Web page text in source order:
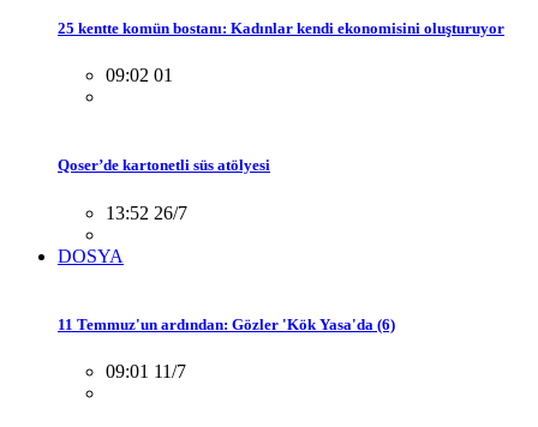
25 kentte komün bostanı: Kadınlar kendi ekonomisini oluşturuyor
09:02 01
Qoser’de kartonetli süs atölyesi
13:52 26/7
DOSYA
11 Temmuz'un ardından: Gözler 'Kök Yasa'da (6)
09:01 11/7